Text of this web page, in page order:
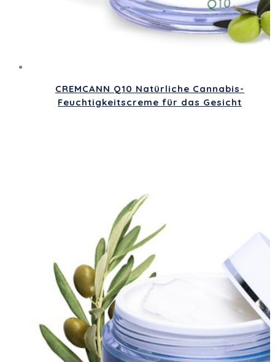
CREMCANN Q10 Natürliche Cannabis-
Feuchtigkeitscreme für das Gesicht